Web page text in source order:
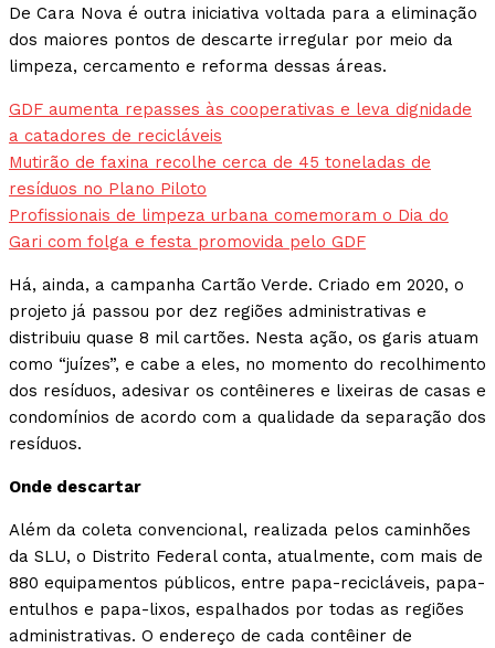
De Cara Nova é outra iniciativa voltada para a eliminação
dos maiores pontos de descarte irregular por meio da
limpeza, cercamento e reforma dessas áreas.
GDF aumenta repasses às cooperativas e leva dignidade
a catadores de recicláveis
Mutirão de faxina recolhe cerca de 45 toneladas de
resíduos no Plano Piloto
Profissionais de limpeza urbana comemoram o Dia do
Gari com folga e festa promovida pelo GDF
Há, ainda, a campanha Cartão Verde. Criado em 2020, o
projeto já passou por dez regiões administrativas e
distribuiu quase 8 mil cartões. Nesta ação, os garis atuam
como “juízes”, e cabe a eles, no momento do recolhimento
dos resíduos, adesivar os contêineres e lixeiras de casas e
condomínios de acordo com a qualidade da separação dos
resíduos.
Onde descartar
Além da coleta convencional, realizada pelos caminhões
da SLU, o Distrito Federal conta, atualmente, com mais de
880 equipamentos públicos, entre papa-recicláveis, papa-
entulhos e papa-lixos, espalhados por todas as regiões
administrativas. O endereço de cada contêiner de